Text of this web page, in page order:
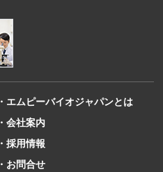
・エムピーバイオジャパンとは
・会社案内
・採用情報
・お問合せ